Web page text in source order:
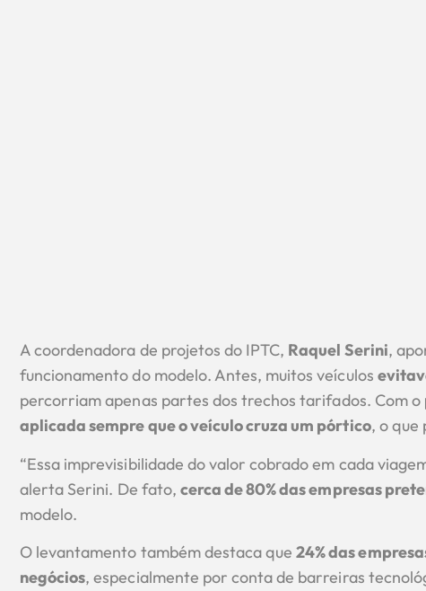
A coordenadora de projetos do IPTC, Raquel Serini,
funcionamento do modelo. Antes, muitos veículos
percorriam apenas partes dos trechos tarifados. Com o
aplicada sempre que o veículo cruza um pórtico, o que
“Essa imprevisibilidade do valor cobrado em cada
alerta Serini. De fato, cerca de 80% das empresas
modelo.
O levantamento também destaca que24% das
negócios, especialmente por conta de barreiras